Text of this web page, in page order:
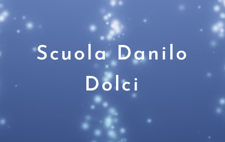
Scuola Danilo
Dolci